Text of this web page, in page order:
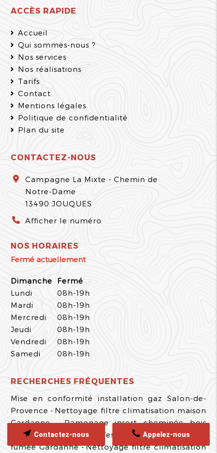
ACCÈS RAPIDE
Accueil
Qui sommes-nous ?
Nos services
Nos réalisations
Tarifs
Contact
Mentions légales
Politique de confidentialité
Plan du site
CONTACTEZ-NOUS
Campagne La Mixte - Chemin de
Notre-Dame
13490 JOUQUES
Afficher le numéro
NOS HORAIRES
Fermé actuellement
Dimanche
Fermé
Lundi
08h-19h
Mardi
08h-19h
Mercredi
08h-19h
Jeudi
08h-19h
Vendredi
08h-19h
Samedi
08h-19h
RECHERCHES FRÉQUENTES
Mise en conformité installation gaz Salon-de-
Provence
Nettoyage filtre climatisation maison
Gardanne
Ramonage insert cheminée bois
certifié Gardanne
Test étanchéité conduit
fumée Gardanne
Nettoyage filtre climatisation
Appelez-nous
Contactez-nous